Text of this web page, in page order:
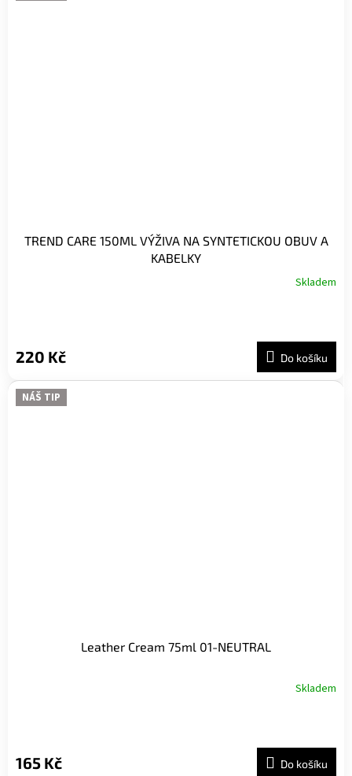
TREND CARE 150ML VÝŽIVA NA SYNTETICKOU OBUV A
KABELKY
Skladem
220 Kč Do košíku
NÁŠ TIP
Leather Cream 75ml 01-NEUTRAL
Skladem
165 Kč Do košíku